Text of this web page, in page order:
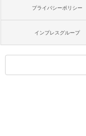
プライバシーポリシー
インプレスグループ